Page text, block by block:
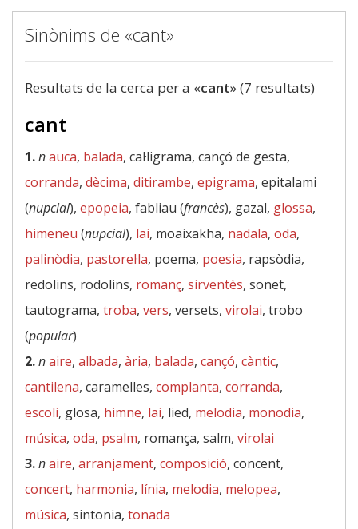
Sinònims de «cant»
Resultats de la cerca per a «cant» (7 resultats)
cant
1.nauca, balada, cal·ligrama, cançó de gesta,
corranda, dècima, ditirambe, epigrama, epitalami
(nupcial), epopeia, fabliau (francès), gazal, glossa,
himeneu (nupcial), lai, moaixakha, nadala, oda,
palinòdia, pastorel·la, poema, poesia, rapsòdia,
redolins, rodolins, romanç, sirventès, sonet,
tautograma, troba, vers, versets, virolai, trobo
(popular)
2.naire, albada, ària, balada, cançó, càntic,
cantilena, caramelles, complanta, corranda,
escoli, glosa, himne, lai, lied, melodia, monodia,
música, oda, psalm, romança, salm, virolai
3.naire, arranjament, composició, concent,
concert, harmonia, línia, melodia, melopea,
música, sintonia, tonada